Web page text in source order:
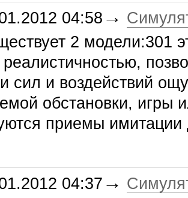
04:58 →
2 модели:301
сил и воздействий
обстановки,
приемы
04:37 →